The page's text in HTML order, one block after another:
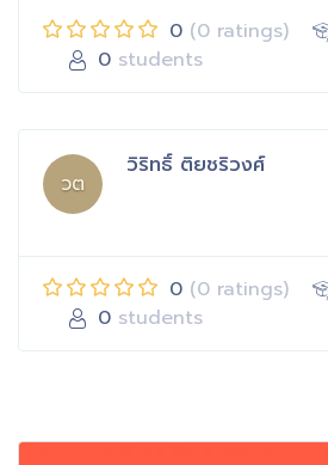
0 (0 ratings)
0 students
วต
วิริทธิ์ ติยชริวงศ์
0 (0 ratings)
0 students